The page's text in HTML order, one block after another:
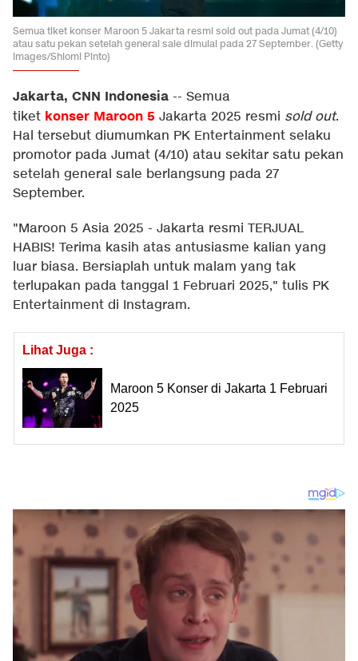
Semua tiket konser Maroon 5 Jakarta resmi sold out pada Jumat (4/10)
atau satu pekan setelah general sale dimulai pada 27 September. (Getty
Images/Shlomi Pinto)
Jakarta, CNN Indonesia -- Semua
tiket konser Maroon 5 Jakarta 2025 resmi sold out.
Hal tersebut diumumkan PK Entertainment selaku
promotor pada Jumat (4/10) atau sekitar satu pekan
setelah general sale berlangsung pada 27
September.
"Maroon 5 Asia 2025 - Jakarta resmi TERJUAL
HABIS! Terima kasih atas antusiasme kalian yang
luar biasa. Bersiaplah untuk malam yang tak
terlupakan pada tanggal 1 Februari 2025," tulis PK
Entertainment di Instagram.
Lihat Juga :
Maroon 5 Konser di Jakarta 1 Februari
2025